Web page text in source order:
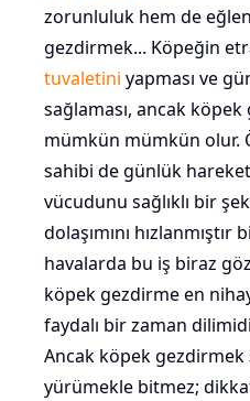
zorunluluk hem de
gezdirmek... Köpeğin
tuvaletini yapması ve
sağlaması, ancak
mümkün mümkün olur.
sahibi de günlük
vücudunu sağlıklı bir
dolaşımını hızlanmıştır
havalarda bu iş biraz
köpek gezdirme en
faydalı bir zaman
Ancak köpek gezdirmek
yürümekle bitmez;